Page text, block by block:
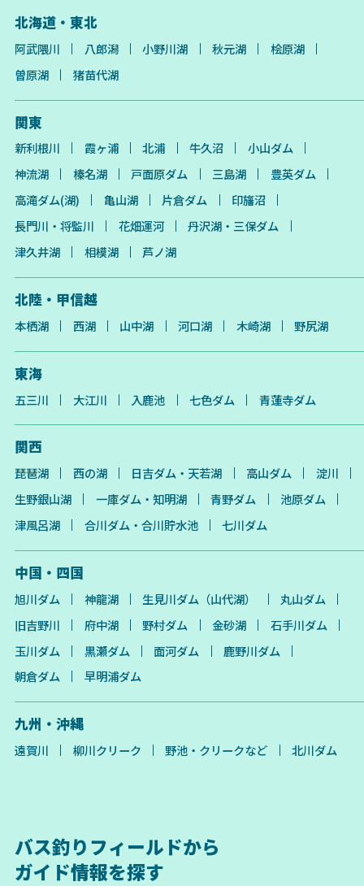
北海道・東北
阿武隈川 八郎潟 小野川湖 秋元湖
桧原湖
曽原湖
猪苗代湖
関東
新利根川 霞ヶ浦 北浦 牛久沼
小山ダム
神流湖
榛名湖 戸面原ダム 三島湖
豊英ダム
高滝ダム(湖)
亀山湖 片倉ダム
印旛沼
長門川・将監川
花畑運河
丹沢湖・三保ダム
津久井湖
相模湖 芦ノ湖
北陸・甲信越
本栖湖 西湖 山中湖 河口湖 木崎湖 野尻湖
東海
五三川 大江川 入鹿池 七色ダム 青蓮寺ダム
関西
琵琶湖 西の湖 日吉ダム・天若湖 高山ダム
淀川
生野銀山湖
一庫ダム・知明湖 青野ダム
池原ダム
津風呂湖
合川ダム・合川貯水池 七川ダム
中国・四国
旭川ダム 神龍湖 生見川ダム（山代湖）
丸山ダム
旧吉野川
府中湖 野村ダム 金砂湖
石手川ダム
玉川ダム
黒瀬ダム 面河ダム
鹿野川ダム
朝倉ダム
早明浦ダム
九州・沖縄
遠賀川 柳川クリーク 野池・クリークなど 北川ダム
バス釣りフィールドから
ガイド情報を探す